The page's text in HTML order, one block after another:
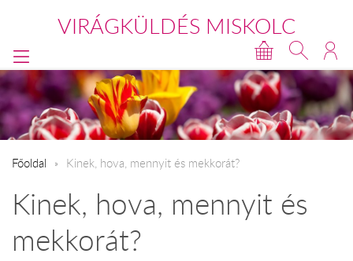
VIRÁGKÜLDÉS MISKOLC
Főoldal ​Kinek, hova, mennyit és mekkorát?
Kinek, hova, mennyit és
mekkorát?